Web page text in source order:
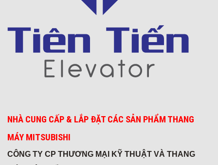
Khách sạn 5* FREESIA
NHÀ CUNG CẤP & LẮP ĐẶT CÁC SẢN PHẨM THANG
MÁY MITSUBISHI
CÔNG TY CP THƯƠNG MẠI KỸ THUẬT VÀ THANG